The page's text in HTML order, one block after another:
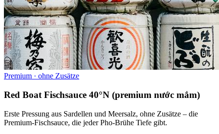
Premium · ohne Zusätze
Red Boat Fischsauce 40°N (premium nước mắm)
Erste Pressung aus Sardellen und Meersalz, ohne Zusätze – die
Premium-Fischsauce, die jeder Pho-Brühe Tiefe gibt.